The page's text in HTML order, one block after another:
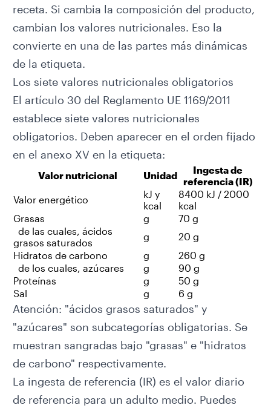
receta. Si cambia la composición del producto,
cambian los valores nutricionales. Eso la
convierte en una de las partes más dinámicas
de la etiqueta.
Los siete valores nutricionales obligatorios
El artículo 30 del Reglamento UE 1169/2011
establece siete valores nutricionales
obligatorios. Deben aparecer en el orden fijado
en el anexo XV en la etiqueta:
Valor nutricional Unidad
Ingesta de
referencia (IR)
Valor energético
kJ y
kcal
8400 kJ / 2000
kcal
Grasas
g
70 g
de las cuales, ácidos
grasos saturados
g
20 g
Hidratos de carbono
g
260 g
de los cuales, azúcares
g
90 g
Proteínas
g
50 g
Sal
g 6 g
Atención: "ácidos grasos saturados" y
"azúcares" son subcategorías obligatorias. Se
muestran sangradas bajo "grasas" e "hidratos
de carbono" respectivamente.
La ingesta de referencia (IR) es el valor diario
de referencia para un adulto medio. Puedes